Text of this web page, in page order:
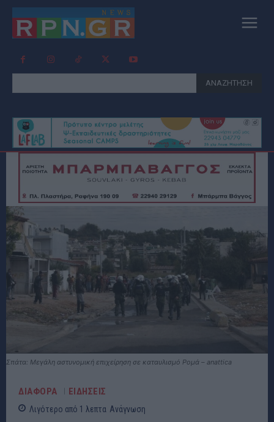
ΑΝΑΖΗΤΗΣΗ
Σπάτα: Μεγάλη αστυνομική επιχείρηση σε καταυλισμό Ρομά – anattica
ΔΙΑΦΟΡΑ ΕΙΔΗΣΕΙΣ
Λιγότερο από 1 λεπτα Ανάγνωση